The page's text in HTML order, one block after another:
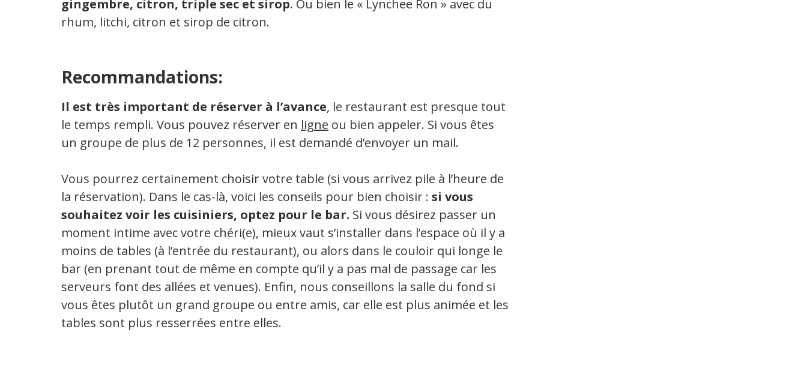
gingembre, citron, triple sec et sirop. Ou bien le « Lynchee Ron » avec du
rhum, litchi, citron et sirop de citron.
Recommandations:
Il est très important de réserver à l’avance, le restaurant est presque tout
le temps rempli. Vous pouvez réserver en ligne ou bien appeler. Si vous êtes
un groupe de plus de 12 personnes, il est demandé d’envoyer un mail.
Vous pourrez certainement choisir votre table (si vous arrivez pile à l’heure de
la réservation). Dans le cas-là, voici les conseils pour bien choisir : si vous
souhaitez voir les cuisiniers, optez pour le bar. Si vous désirez passer un
moment intime avec votre chéri(e), mieux vaut s’installer dans l’espace où il y a
moins de tables (à l’entrée du restaurant), ou alors dans le couloir qui longe le
bar (en prenant tout de même en compte qu’il y a pas mal de passage car les
serveurs font des allées et venues). Enfin, nous conseillons la salle du fond si
vous êtes plutôt un grand groupe ou entre amis, car elle est plus animée et les
tables sont plus resserrées entre elles.